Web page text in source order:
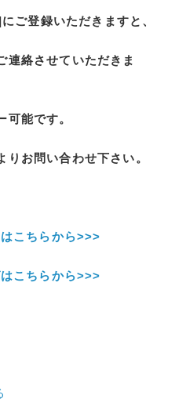
ご登録いただきますと、
連絡させていただきま
可能です。
お問い合わせ下さい。
こちらから>>>
こちらから>>>